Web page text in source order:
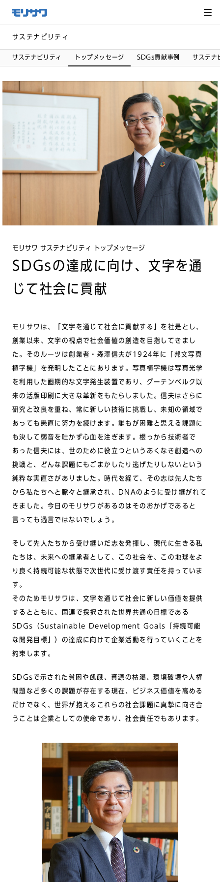
メ
ニュー
飛ばし
へ移動
サステナビリティ
サステナビリティ トップメッセージ SDGs貢献事例 サステナ
モリサワ サステナビリティ トップメッセージ
SDGsの達成に向け、 文字を通
じて社会に貢献
モリサワは、「文字を通じて社会に貢献する」を社是とし、
創業以来、文字の視点で社会価値の創造を目指してきまし
た。そのルーツは創業者・森澤信夫が1924年に「邦文写真
植字機」を発明したことにあります。写真植字機は写真光学
を利用した画期的な文字発生装置であり、グーテンベルク以
来の活版印刷に大きな革新をもたらしました。信夫はさらに
研究と改良を重ね、常に新しい技術に挑戦し、未知の領域で
あっても愚直に努力を続けます。誰もが困難と思える課題に
も決して弱音を吐かず心血を注ぎます。根っから技術者で
あった信夫には、世のために役立つというあくなき創造への
挑戦と、どんな課題にもごまかしたり逃げたりしないという
純粋な実直さがありました。時代を経て、その志は先人たち
から私たちへと脈々と継承され、DNAのように受け継がれて
きました。今日のモリサワがあるのはそのおかげであると
言っても過言ではないでしょう。
そして先人たちから受け継いだ志を発揮し、現代に生きる私
たちは、未来への継承者として、この社会を、この地球をよ
り良く持続可能な状態で次世代に受け渡す責任を持っていま
す。
そのためモリサワは、文字を通じて社会に新しい価値を提供
するとともに、国連で採択された世界共通の目標である
SDGs（Sustainable Development Goals「持続可能
な開発目標」）の達成に向けて企業活動を行っていくことを
約束します。
SDGsで示された貧困や飢餓、資源の枯渇、環境破壊や人権
問題など多くの課題が存在する現在、ビジネス価値を高める
だけでなく、世界が抱えるこれらの社会課題に真摯に向き合
うことは企業としての使命であり、社会責任でもあります。